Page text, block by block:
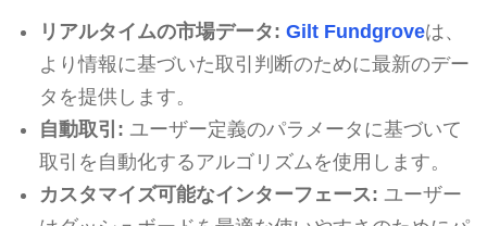
リアルタイムの市場データ: Gilt Fundgroveは、
より情報に基づいた取引判断のために最新のデー
タを提供します。
自動取引: ユーザー定義のパラメータに基づいて
取引を自動化するアルゴリズムを使用します。
カスタマイズ可能なインターフェース: ユーザー